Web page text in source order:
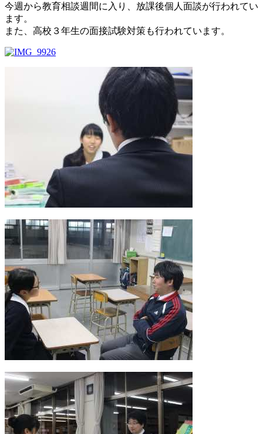
今週から教育相談週間に入り、放課後個人面談が行われてい
ます。
また、高校３年生の面接試験対策も行われています。